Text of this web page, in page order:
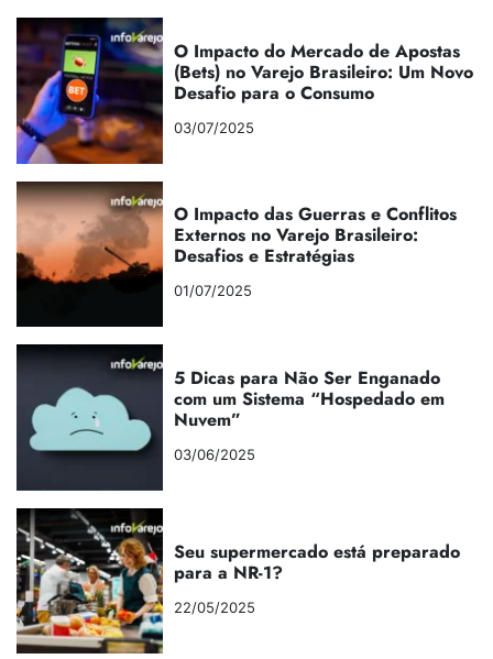
O Impacto do Mercado de Apostas
(Bets) no Varejo Brasileiro: Um Novo
Desafio para o Consumo
03/07/2025
O Impacto das Guerras e Conflitos
Externos no Varejo Brasileiro:
Desafios e Estratégias
01/07/2025
5 Dicas para Não Ser Enganado
com um Sistema “Hospedado em
Nuvem”
03/06/2025
Seu supermercado está preparado
para a NR-1?
22/05/2025